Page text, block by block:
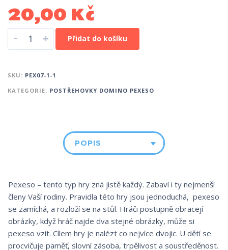
20,00 Kč
- + Přidat do košíku
SKU: PEX07-1-1
KATEGORIE: POSTŘEHOVKY DOMINO PEXESO
POPIS
Pexeso – tento typ hry zná jistě každý. Zabaví i ty nejmenší
členy Vaší rodiny. Pravidla této hry jsou jednoduchá, pexeso
se zamíchá, a rozloží se na stůl. Hráči postupně obracejí
obrázky, když hráč najde dva stejné obrázky, může si
pexeso vzít. Cílem hry je nalézt co nejvíce dvojic. U dětí se
procvičuje paměť, slovní zásoba, trpělivost a soustředěnost.